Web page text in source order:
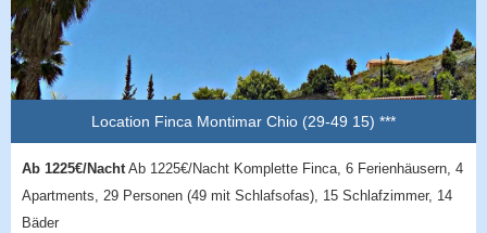
Location Finca Montimar Chio (29-49 15) ***
Ab 1225€/NachtAb 1225€/Nacht Komplette Finca, 6 Ferienhäusern, 4
Apartments, 29 Personen (49 mit Schlafsofas), 15 Schlafzimmer, 14
Bäder